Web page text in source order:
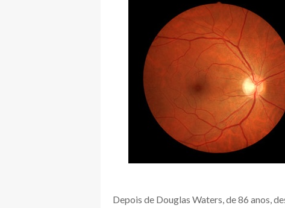
Depois de Douglas Waters, de 86 anos,